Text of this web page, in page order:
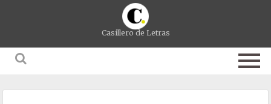
Casillero de Letras